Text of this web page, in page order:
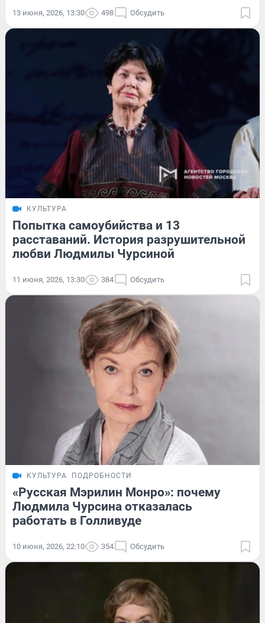
13 июня, 2026, 13:30 498 Обсудить
КУЛЬТУРА
Попытка самоубийства и 13
расставаний. История разрушительной
любви Людмилы Чурсиной
11 июня, 2026, 13:30 384 Обсудить
КУЛЬТУРА ПОДРОБНОСТИ
«Русская Мэрилин Монро»: почему
Людмила Чурсина отказалась
работать в Голливуде
10 июня, 2026, 22:10 354 Обсудить